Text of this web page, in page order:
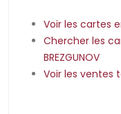
Voir les cartes
Chercher les
BREZGUNOV
Voir les ventes